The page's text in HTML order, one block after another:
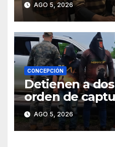
AGO 5, 2026
CONCEPCIÓN
Detienen a
orden de
de abigeato
AGO 5, 2026